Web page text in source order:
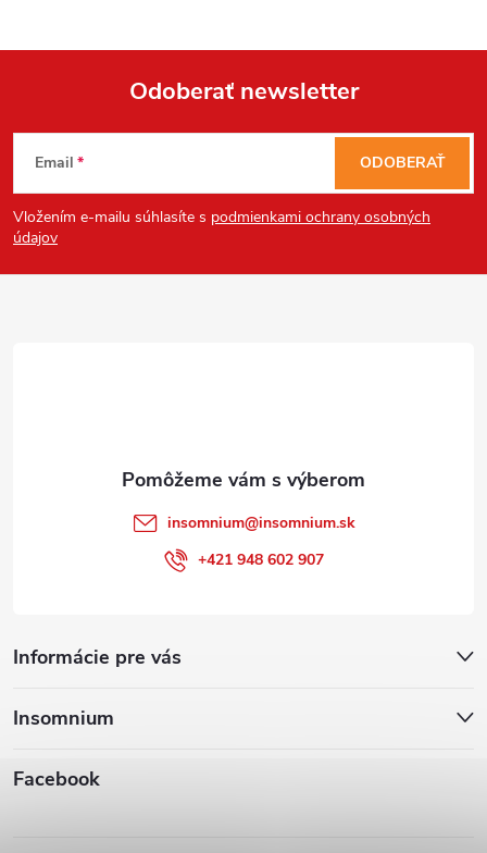
u
Z
á
p
Odoberať newsletter
Email
Vložením e-mailu súhlasíte s podmienkami ochrany osobných
údajov
ODOBERAŤ
Informácie pre vás
Insomnium
Facebook
insomnium@insomnium.sk
+421 948 602 907
Powered by chaterimo